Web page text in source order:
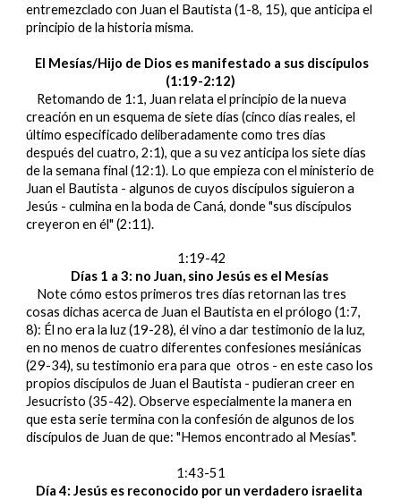
entremezclado con Juan el Bautista (1-8, 15), que anticipa el
principio de la historia misma.
El Mesías/Hijo de Dios es manifestado a sus discípulos
(1:19-2:12)
Retomando de 1:1, Juan relata el principio de la nueva
creación en un esquema de siete días (cinco días reales, el
último especificado deliberadamente como tres días
después del cuatro, 2:1), que a su vez anticipa los siete días
de la semana final (12:1). Lo que empieza con el ministerio de
Juan el Bautista - algunos de cuyos discípulos siguieron a
Jesús - culmina en la boda de Caná, donde "sus discípulos
creyeron en él" (2:11).
1:19-42
Días 1 a 3: no Juan, sino Jesús es el Mesías
Note cómo estos primeros tres días retornan las tres
cosas dichas acerca de Juan el Bautista en el prólogo (1:7,
8): Él no era la luz (19-28), él vino a dar testimonio de la luz,
en no menos de cuatro diferentes confesiones mesiánicas
(29-34), su testimonio era para que otros - en este caso los
propios discípulos de Juan el Bautista - pudieran creer en
Jesucristo (35-42). Observe especialmente la manera en
que esta serie termina con la confesión de algunos de los
discípulos de Juan de que: "Hemos encontrado al Mesías".
1:43-51
Día 4: Jesús es reconocido por un verdadero israelita